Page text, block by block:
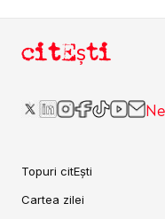
citEști
Topuri citEști
Cartea zilei